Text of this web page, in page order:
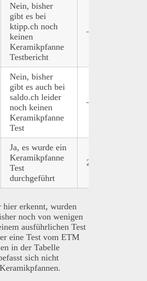
Nein, bisher
gibt es bei
ktipp.ch noch
keinen
Keramikpfanne
Testbericht
–
Nein, bisher
gibt es auch bei
saldo.ch leider
noch keinen
Keramikpfanne
Test
–
Ja, es wurde ein
Keramikpfanne
Test
durchgeführt
2016
hier erkennt, wurden
noch von wenigen
ausführlichen Test
eine Test vom ETM
in der Tabelle
sich nicht